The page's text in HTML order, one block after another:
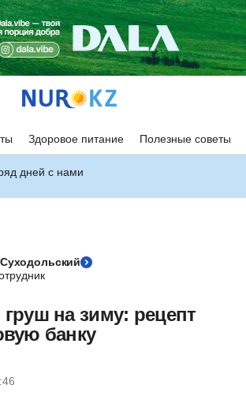
Здоровое питание Полезные советы
дней с нами
на зиму: рецепт
банку